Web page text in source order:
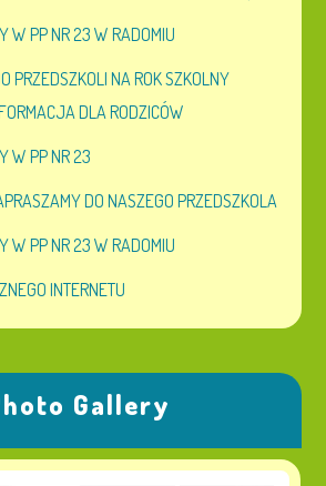
W PP NR 23 W RADOMIU
PRZEDSZKOLI NA ROK SZKOLNY
DLA RODZICÓW
W PP NR 23
DO NASZEGO PRZEDSZKOLA
W PP NR 23 W RADOMIU
INTERNETU
Gallery